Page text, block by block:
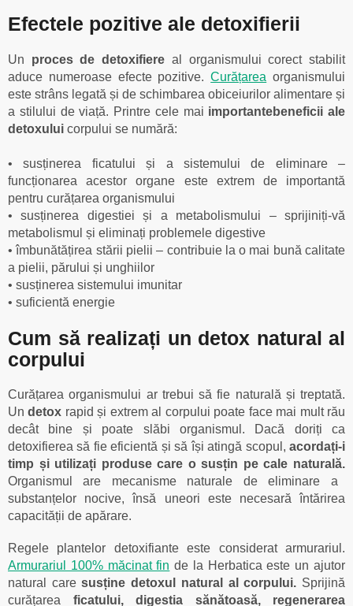
Efectele pozitive ale detoxifierii
Un proces de detoxifiere al organismului corect stabilit
aduce numeroase efecte pozitive.Curățarea organismului
este strâns legată și de schimbarea obiceiurilor alimentare și
a stilului de viață. Printre cele mai importantebeneficii ale
detoxului corpului se numără:
• susținerea ficatului și a sistemului de eliminare –
funcționarea acestor organe este extrem de importantă
pentru curățarea organismului
• susținerea digestiei și a metabolismului – sprijiniți-vă
metabolismul și eliminați problemele digestive
• îmbunătățirea stării pielii – contribuie la o mai bună calitate
a pielii, părului și unghiilor
• susținerea sistemului imunitar
• suficientă energie
Cum să realizați un detox natural al
corpului
Curățarea organismului ar trebui să fie naturală și treptată.
Undetox rapid și extrem al corpului poate face mai mult rău
decât bine și poate slăbi organismul. Dacă doriți ca
detoxifierea să fie eficientă și să își atingă scopul, acordați-i
timp și utilizați produse care o susțin pe cale naturală.
Organismul are mecanisme naturale de eliminare a
substanțelor nocive, însă uneori este necesară întărirea
capacității de apărare.
Regele plantelor detoxifiante este considerat armurariul.
Armurariul 100% măcinat fin de la Herbatica este un ajutor
natural caresusține detoxul natural al corpului. Sprijină
curățarea ficatului, digestia sănătoasă, regenerarea